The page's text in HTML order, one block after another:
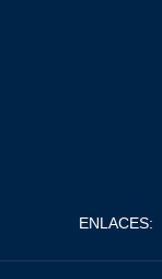
ENLACES: